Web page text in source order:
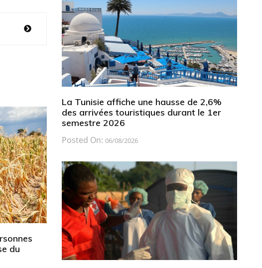
du
La Tunisie affiche une hausse de 2,6%
des arrivées touristiques durant le 1er
semestre 2026
Posted On: 06/08/2026